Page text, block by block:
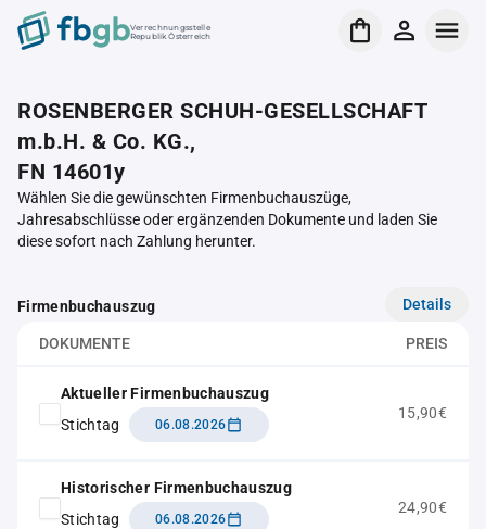
Verrechnungsstelle
Republik Österreich
ROSENBERGER SCHUH-GESELLSCHAFT
m.b.H. & Co. KG.,
FN 14601y
Wählen Sie die gewünschten Firmenbuchauszüge,
Jahresabschlüsse oder ergänzenden Dokumente und laden Sie
diese sofort nach Zahlung herunter.
Firmenbuchauszug Details
DOKUMENTE PREIS
Aktueller Firmenbuchauszug
Stichtag
06.08.2026
15,90€
Historischer Firmenbuchauszug
Stichtag
06.08.2026
24,90€